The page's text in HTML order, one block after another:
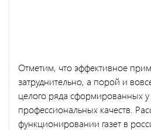
Отметим, что эффективное
затруднительно, а порой и
целого ряда сформированных
профессиональных качеств.
функционировании газет в